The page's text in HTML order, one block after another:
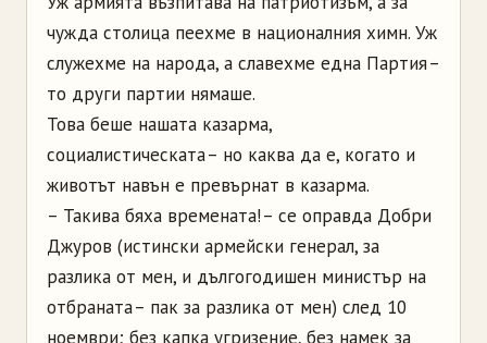
чужда столица пеехме в националния химн. Уж
служехме на народа, а славехме една Партия –
то други партии нямаше.
Това беше нашата казарма,
социалистическата – но каква да е, когато и
животът навън е превърнат в казарма.
– Такива бяха времената! – се оправда Добри
Джуров (истински армейски генерал, за
разлика от мен, и дългогодишен министър на
отбраната – пак за разлика от мен) след 10
ноември; без капка угризение, без намек за